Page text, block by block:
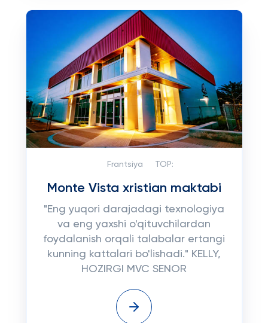
Frantsiya TOP:
Monte Vista xristian maktabi
"Eng yuqori darajadagi texnologiya
va eng yaxshi o'qituvchilardan
foydalanish orqali talabalar ertangi
kunning kattalari bo'lishadi." KELLY,
HOZIRGI MVC SENOR